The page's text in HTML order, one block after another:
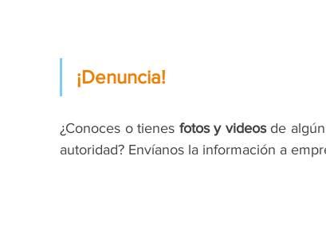
¡Denuncia!
¿Conoces o tienes fotos y videos de algún
autoridad? Envíanos la información a